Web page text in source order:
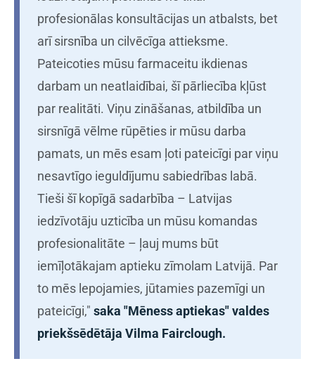
profesionālas konsultācijas un atbalsts, bet
arī sirsnība un cilvēcīga attieksme.
Pateicoties mūsu farmaceitu ikdienas
darbam un neatlaidībai, šī pārliecība kļūst
par realitāti. Viņu zināšanas, atbildība un
sirsnīgā vēlme rūpēties ir mūsu darba
pamats, un mēs esam ļoti pateicīgi par viņu
nesavtīgo ieguldījumu sabiedrības labā.
Tieši šī kopīgā sadarbība – Latvijas
iedzīvotāju uzticība un mūsu komandas
profesionalitāte – ļauj mums būt
iemīļotākajam aptieku zīmolam Latvijā. Par
to mēs lepojamies, jūtamies pazemīgi un
pateicīgi," saka "Mēness aptiekas" valdes
priekšsēdētāja Vilma Fairclough.